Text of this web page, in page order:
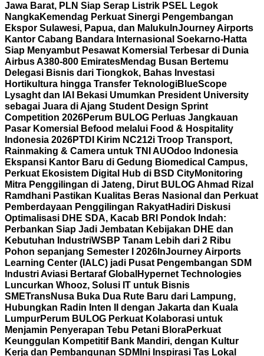
Jawa Barat, PLN Siap Serap Listrik PSEL Legok
NangkaKemendag Perkuat Sinergi Pengembangan
Ekspor Sulawesi, Papua, dan Maluku InJourney Airports
Kantor Cabang Bandara Internasional Soekarno-Hatta
Siap Menyambut Pesawat Komersial Terbesar di Dunia
Airbus A380-800 EmiratesMendag Busan Bertemu
Delegasi Bisnis dari Tiongkok, Bahas Investasi
Hortikultura hingga Transfer TeknologiBlueScope
Lysaght dan IAI Bekasi Umumkan President University
sebagai Juara di Ajang Student Design Sprint
Competition 2026Perum BULOG Perluas Jangkauan
Pasar Komersial Befood melalui Food & Hospitality
Indonesia 2026PTDI Kirim NC212i Troop Transport,
Rainmaking & Camera untuk TNI AUOdoo Indonesia
Ekspansi Kantor Baru di Gedung Biomedical Campus,
Perkuat Ekosistem Digital Hub di BSD CityMonitoring
Mitra Penggilingan di Jateng, Dirut BULOG Ahmad Rizal
Ramdhani Pastikan Kualitas Beras Nasional dan Perkuat
Pemberdayaan Penggilingan RakyatHadiri Diskusi
Optimalisasi DHE SDA, Kacab BRI Pondok Indah:
Perbankan Siap Jadi Jembatan Kebijakan DHE dan
Kebutuhan IndustriWSBP Tanam Lebih dari 2 Ribu
Pohon sepanjang Semester I 2026 InJourney Airports
Learning Center (IALC) jadi Pusat Pengembangan SDM
Industri Aviasi Bertaraf Global Hypernet Technologies
Luncurkan Whooz, Solusi IT untuk Bisnis
SMETransNusa Buka Dua Rute Baru dari Lampung,
Hubungkan Radin Inten II dengan Jakarta dan Kuala
LumpurPerum BULOG Perkuat Kolaborasi untuk
Menjamin Penyerapan Tebu Petani BloraPerkuat
Keunggulan Kompetitif Bank Mandiri, dengan Kultur
Kerja dan Pembangunan SDM Ini Inspirasi Tas Lokal